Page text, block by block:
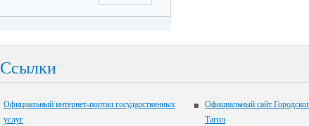
Ссылки
Официальный интернет-портал государственных
услуг
Официальный сайт
Тагил